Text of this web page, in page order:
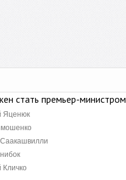
стать премьер-министром
Яценюк
Кличко